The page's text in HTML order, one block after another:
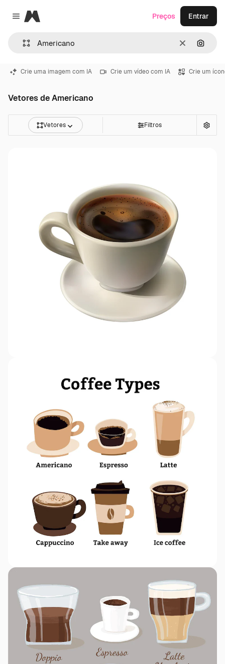
Close menu
Magnific
Limpar
Preços Entrar
Crie uma imagem com IA Crie um vídeo com IA Crie um
Vetores de Americano
Vetores Filtros